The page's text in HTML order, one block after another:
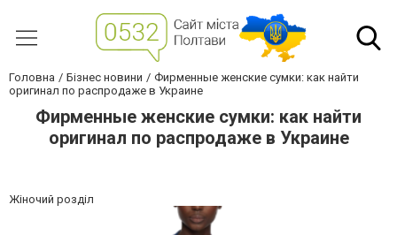
Головна Бізнес новини
Фирменные женские сумки: как найти
оригинал по распродаже в Украине
Фирменные женские сумки: как найти
оригинал по распродаже в Украине
Жіночий розділ